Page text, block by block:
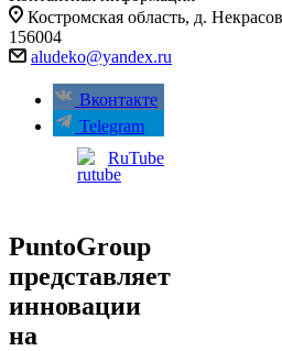
Костромская область, д.
156004
aludeko@yandex.ru
Вконтакте
Telegram
RuTube
PuntoGroup
представляет
инновации
на